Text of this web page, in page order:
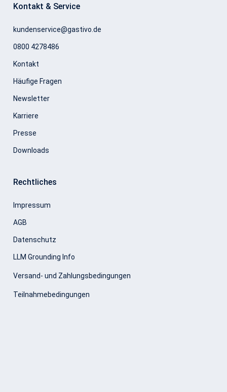
Kontakt & Service
kundenservice@gastivo.de
0800 4278486
Kontakt
Häufige Fragen
Newsletter
Karriere
Presse
Downloads
Rechtliches
Impressum
AGB
Datenschutz
LLM Grounding Info
Versand- und Zahlungsbedingungen
Teilnahmebedingungen